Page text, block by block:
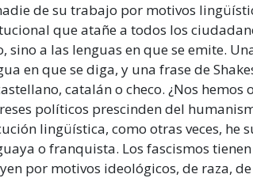
de su trabajo por motivos
que atañe a todos los
sino a las lenguas en que se emite.
en que se diga, y una frase de
catalán o checo. ¿Nos hemos
políticos prescinden del
lingüística, como otras veces, he
o franquista. Los fascismos
por motivos ideológicos, de raza,